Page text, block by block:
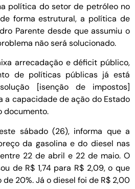
política do setor de petróleo no
forma estrutural, a política de
Parente desde que assumiu o
não será solucionado.
arrecadação e déficit público,
de políticas públicas já está
[isenção de impostos]
a capacidade de ação do Estado
documento.
sábado (26), informa que a
da gasolina e do diesel nas
22 de abril e 22 de maio. O
de R$ 1,74 para R$ 2,09, o que
20%. Já o diesel foi de R$ 2,00